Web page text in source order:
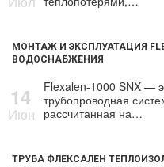
МОНТАЖ И ЭКСПЛУАТАЦИЯ
ВОДОСНАБЖЕНИЯ
14
Июн
Flexalen-1000 SNX —
трубопроводная
рассчитанная на…
ТРУБА ФЛЕКСАЛЕН